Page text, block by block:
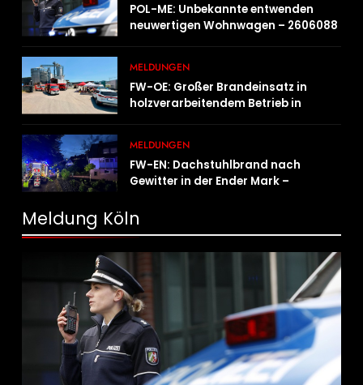
POL-ME: Unbekannte entwenden
neuwertigen Wohnwagen – 2606088
MELDUNGEN
FW-OE: Großer Brandeinsatz in
holzverarbeitendem Betrieb in
MELDUNGEN
FW-EN: Dachstuhlbrand nach
Gewitter in der Ender Mark –
Brandausbreitung
Meldung Köln